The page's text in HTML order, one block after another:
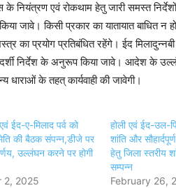
के नियंत्रण एवं रोकथाम हेतु जारी समस्त
जावे। किसी प्रकार का यातायात बाधित न
का प्रयोग प्रतिबंधित रहेंगे। ईद मिलादुन्नबी
निर्देश के अनुरूप किया जावे। आदेश के
के तहत् कार्यवाही की जावेगी।
ईद-ए-मिलाद पर्व को
की बैठक संपन्न,डीजे पर
उल्लंघन करने पर होगी
2, 2025
होली एवं ईद-उल-
शांति और
हेतु जिला स्तरीय
सम्पन्न
February 26,